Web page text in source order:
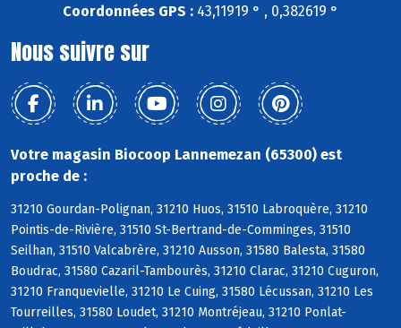
Coordonnées GPS : 43,11919 ° , 0,382619 °
Nous suivre sur
Votre magasin Biocoop Lannemezan (65300) est
proche de :
31210 Gourdan-Polignan, 31210 Huos, 31510 Labroquère, 31210
Pointis-de-Rivière, 31510 St-Bertrand-de-Comminges, 31510
Seilhan, 31510 Valcabrère, 31210 Ausson, 31580 Balesta, 31580
Boudrac, 31580 Cazaril-Tambourès, 31210 Clarac, 31210 Cuguron,
31210 Franquevielle, 31210 Le Cuing, 31580 Lécussan, 31210 Les
Tourreilles, 31580 Loudet, 31210 Montréjeau, 31210 Ponlat-